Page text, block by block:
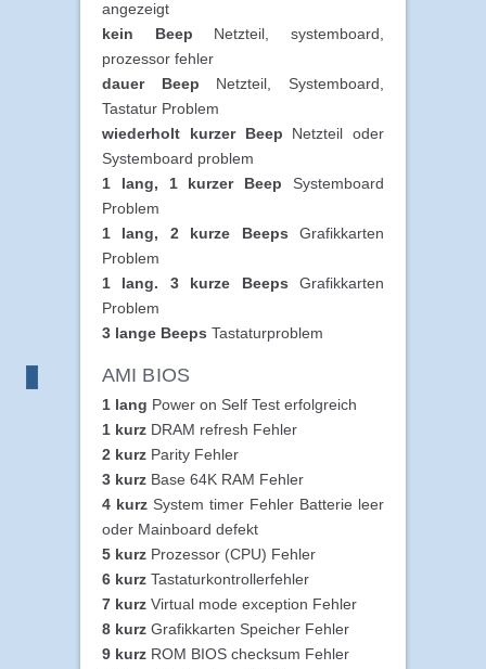
angezeigt
kein Beep Netzteil, systemboard,
prozessor fehler
dauer Beep Netzteil, Systemboard,
Tastatur Problem
wiederholt kurzer Beep Netzteil oder
Systemboard problem
1 lang, 1 kurzer Beep Systemboard
Problem
1 lang, 2 kurze Beeps Grafikkarten
Problem
1 lang. 3 kurze Beeps Grafikkarten
Problem
3 lange Beeps Tastaturproblem
AMI BIOS
1 lang Power on Self Test erfolgreich
1 kurz DRAM refresh Fehler
2 kurz Parity Fehler
3 kurz Base 64K RAM Fehler
4 kurz System timer Fehler Batterie leer
oder Mainboard defekt
5 kurz Prozessor (CPU) Fehler
6 kurz Tastaturkontrollerfehler
7 kurz Virtual mode exception Fehler
8 kurz Grafikkarten Speicher Fehler
9 kurz ROM BIOS checksum Fehler